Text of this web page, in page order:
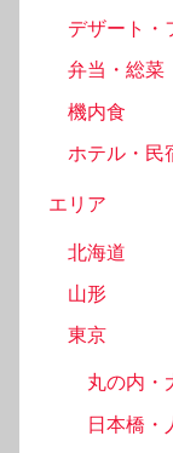
デザート・
弁当・総菜
機内食
ホテル・民
エリア
北海道
山形
東京
丸の内・
日本橋・